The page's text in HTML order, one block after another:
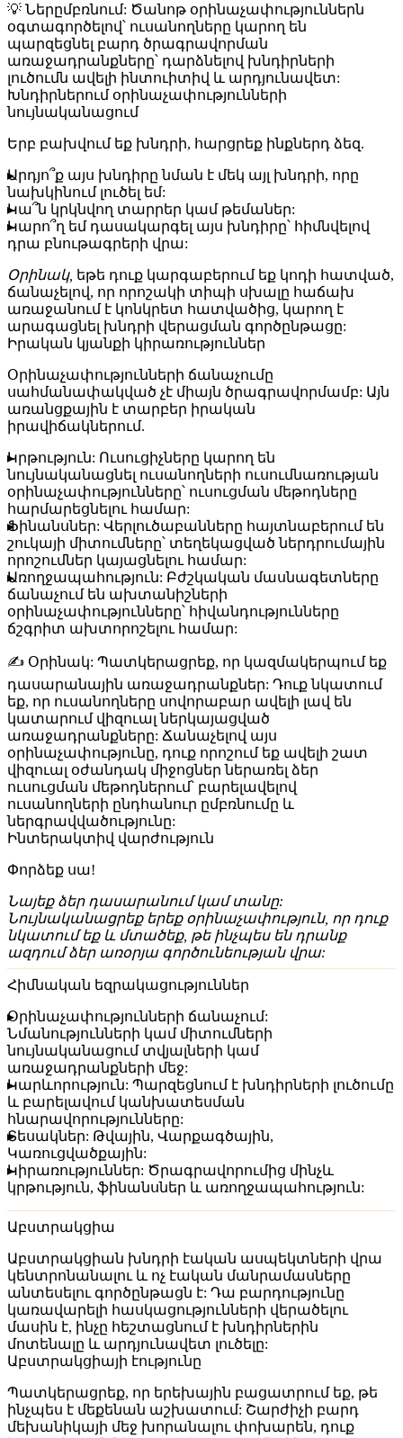
💡 Ներըմբռնում: Ծանոթ օրինաչափություններն
օգտագործելով՝ ուսանողները կարող են
պարզեցնել բարդ ծրագրավորման
առաջադրանքները՝ դարձնելով խնդիրների
լուծումն ավելի ինտուիտիվ և արդյունավետ:
Խնդիրներում օրինաչափությունների
նույնականացում
Երբ բախվում եք խնդրի, հարցրեք ինքներդ ձեզ.
Արդյո՞ք այս խնդիրը նման է մեկ այլ խնդրի, որը
նախկինում լուծել եմ:
Կա՞ն կրկնվող տարրեր կամ թեմաներ:
Կարո՞ղ եմ դասակարգել այս խնդիրը՝ հիմնվելով
դրա բնութագրերի վրա:
Օրինակ, եթե դուք կարգաբերում եք կոդի հատված,
ճանաչելով, որ որոշակի տիպի սխալը հաճախ
առաջանում է կոնկրետ հատվածից, կարող է
արագացնել խնդրի վերացման գործընթացը:
Իրական կյանքի կիրառություններ
Օրինաչափությունների ճանաչումը
սահմանափակված չէ միայն ծրագրավորմամբ: Այն
առանցքային է տարբեր իրական
իրավիճակներում.
Կրթություն: Ուսուցիչները կարող են
նույնականացնել ուսանողների ուսումնառության
օրինաչափությունները՝ ուսուցման մեթոդները
հարմարեցնելու համար:
Ֆինանսներ: Վերլուծաբանները հայտնաբերում են
շուկայի միտումները՝ տեղեկացված ներդրումային
որոշումներ կայացնելու համար:
Առողջապահություն: Բժշկական մասնագետները
ճանաչում են ախտանիշների
օրինաչափությունները՝ հիվանդությունները
ճշգրիտ ախտորոշելու համար:
✍️ Օրինակ: Պատկերացրեք, որ կազմակերպում եք
դասարանային առաջադրանքներ: Դուք նկատում
եք, որ ուսանողները սովորաբար ավելի լավ են
կատարում վիզուալ ներկայացված
առաջադրանքները: Ճանաչելով այս
օրինաչափությունը, դուք որոշում եք ավելի շատ
վիզուալ օժանդակ միջոցներ ներառել ձեր
ուսուցման մեթոդներում՝ բարելավելով
ուսանողների ընդհանուր ըմբռնումը և
ներգրավվածությունը:
Ինտերակտիվ վարժություն
Փորձեք սա!
Նայեք ձեր դասարանում կամ տանը:
Նույնականացրեք երեք օրինաչափություն, որ դուք
նկատում եք և մտածեք, թե ինչպես են դրանք
ազդում ձեր առօրյա գործունեության վրա:
Հիմնական եզրակացություններ
Օրինաչափությունների ճանաչում:
Նմանությունների կամ միտումների
նույնականացում տվյալների կամ
առաջադրանքների մեջ:
Կարևորություն: Պարզեցնում է խնդիրների լուծումը
և բարելավում կանխատեսման
հնարավորությունները:
Տեսակներ: Թվային, Վարքագծային,
Կառուցվածքային:
Կիրառություններ: Ծրագրավորումից մինչև
կրթություն, ֆինանսներ և առողջապահություն:
Աբստրակցիա
Աբստրակցիան խնդրի էական ասպեկտների վրա
կենտրոնանալու և ոչ էական մանրամասները
անտեսելու գործընթացն է: Դա բարդությունը
կառավարելի հասկացությունների վերածելու
մասին է, ինչը հեշտացնում է խնդիրներին
մոտենալը և արդյունավետ լուծելը:
Աբստրակցիայի էությունը
Պատկերացրեք, որ երեխային բացատրում եք, թե
ինչպես է մեքենան աշխատում: Շարժիչի բարդ
մեխանիկայի մեջ խորանալու փոխարեն, դուք